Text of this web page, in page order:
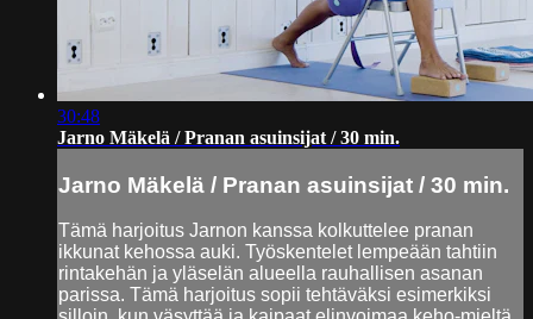
30:48
Jarno Mäkelä / Pranan asuinsijat / 30 min.
Jarno Mäkelä / Pranan asuinsijat / 30 min.
Tämä harjoitus Jarnon kanssa kolkuttelee pranan
ikkunat kehossa auki. Työskentelet lempeään tahtiin
rintakehän ja yläselän alueella rauhallisen asanan
parissa. Tämä harjoitus sopii tehtäväksi esimerkiksi